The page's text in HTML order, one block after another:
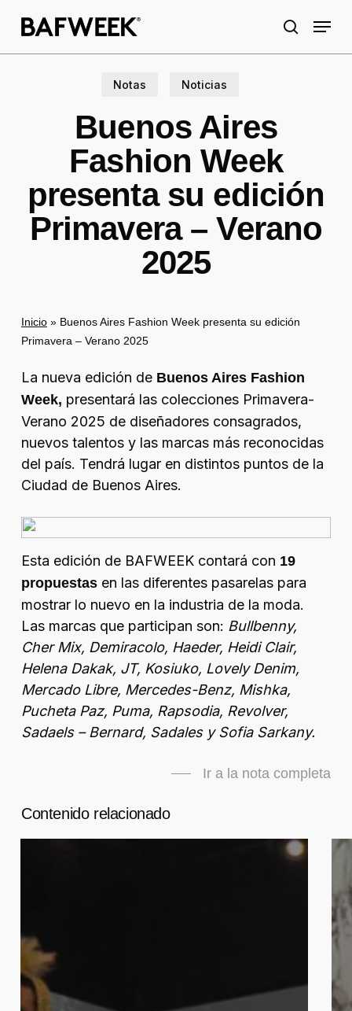
search
Menu
Notas Noticias
Buenos Aires
Fashion Week
presenta su edición
Primavera – Verano
2025
Inicio» Buenos Aires Fashion Week presenta su edición
Primavera – Verano 2025
La nueva edición de Buenos Aires Fashion
Week, presentará las colecciones Primavera-
Verano 2025 de diseñadores consagrados,
nuevos talentos y las marcas más reconocidas
del país. Tendrá lugar en distintos puntos de la
Ciudad de Buenos Aires.
Esta edición de BAFWEEK contará con 19
propuestasen las diferentes pasarelas para
mostrar lo nuevo en la industria de la moda.
Las marcas que participan son: Bullbenny,
Cher Mix, Demiracolo, Haeder, Heidi Clair,
Helena Dakak, JT, Kosiuko, Lovely Denim,
Mercado Libre, Mercedes-Benz, Mishka,
Pucheta Paz, Puma, Rapsodia, Revolver,
Sadaels – Bernard, Sadales y Sofia Sarkany.
Ir a la nota completa
Contenido relacionado